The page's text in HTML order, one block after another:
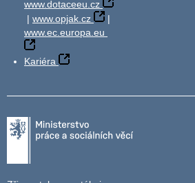
www.dotaceeu.cz
| www.opjak.cz
|
www.ec.europa.eu
Kariéra